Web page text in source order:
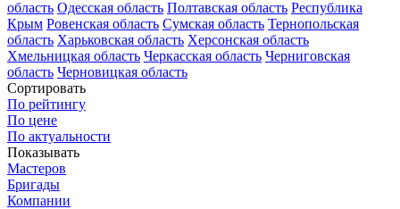
область Одесская область Полтавская область Республика
Крым Ровенская область Сумская область Тернопольская
область Харьковская область Херсонская область
Хмельницкая область Черкасская область Черниговская
область Черновицкая область
Сортировать
По рейтингу
По цене
По актуальности
Показывать
Мастеров
Бригады
Компании